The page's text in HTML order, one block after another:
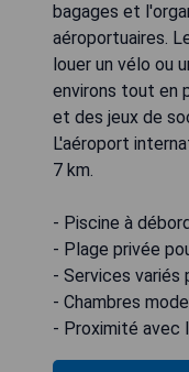
bagages et
aéroportuaires.
louer un vélo ou
environs tout en
et des jeux de
L'aéroport
7 km.
- Piscine à
- Plage privée
- Services variés
- Chambres
- Proximité avec